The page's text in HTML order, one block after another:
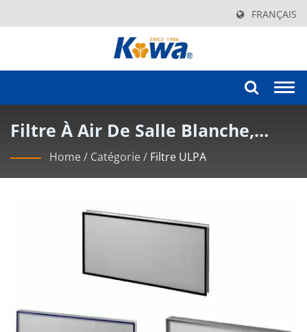
FRANÇAIS
Filtre À Air De Salle Blanche,
Filtres À Air À Très Faible
Pénétration | Élever Les Normes
Unités De Filtration De
Home/ Catégorie/ Filtre ULPA